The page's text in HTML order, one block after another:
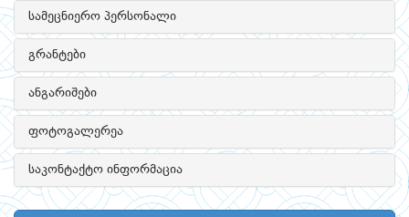
სამეცნიერო პერსონალი
გრანტები
ანგარიშები
ფოტოგალერეა
საკონტაქტო ინფორმაცია